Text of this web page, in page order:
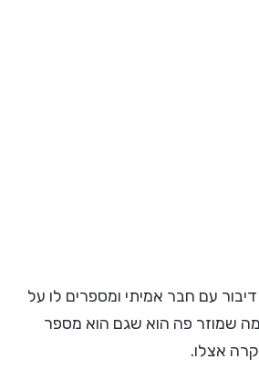
עם חבר אמיתי ומספרים לו על
שמוזר פה הוא שגם הוא מספר
אצלו.